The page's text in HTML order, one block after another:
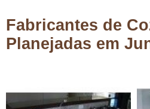
Fabricantes de
Planejadas em